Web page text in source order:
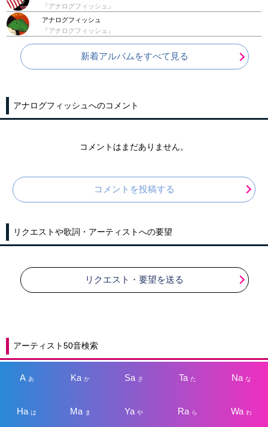
『アナログフィッシュ』
アナログフィッシュ
『アナログフィッシュ』
新着アルバムをすべて見る
アナログフィッシュへのコメント
コメントはまだありません。
コメントを投稿する
リクエストや歌詞・アーティストへの要望
リクエスト・要望を送る
アーティスト50音検索
A あ Kaか Sa さ Taた Na な
Haは Ma ま Yaや Ra ら Wa わ